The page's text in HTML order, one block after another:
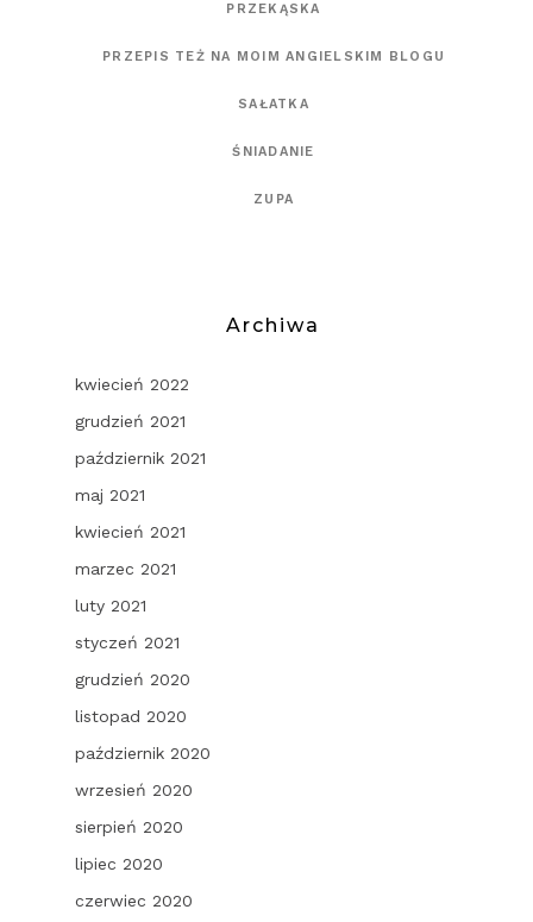
PRZEKĄSKA
PRZEPIS TEŻ NA MOIM ANGIELSKIM BLOGU
SAŁATKA
ŚNIADANIE
ZUPA
Archiwa
kwiecień 2022
grudzień 2021
październik 2021
maj 2021
kwiecień 2021
marzec 2021
luty 2021
styczeń 2021
grudzień 2020
listopad 2020
październik 2020
wrzesień 2020
sierpień 2020
lipiec 2020
czerwiec 2020